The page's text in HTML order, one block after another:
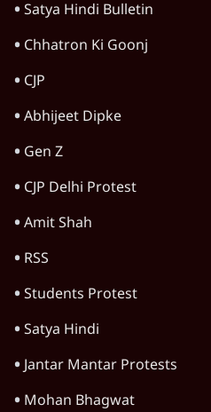
Satya Hindi Bulletin
Chhatron Ki Goonj
CJP
Abhijeet Dipke
Gen Z
CJP Delhi Protest
Amit Shah
RSS
Students Protest
Satya Hindi
Jantar Mantar Protests
Mohan Bhagwat